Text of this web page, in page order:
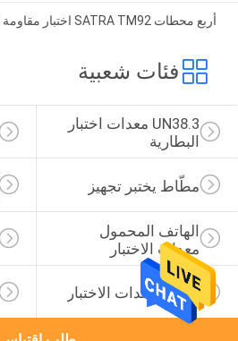
أربع محطات SATRA TM92 اختبار مقاومة ثني الأحذية
فئات شعبية
UN38.3 معدات اختبار
البطارية
مطّاط يختبر تجهيز
الهاتف المحمول
معدات الاختبار
الجلود معدات الاختبار